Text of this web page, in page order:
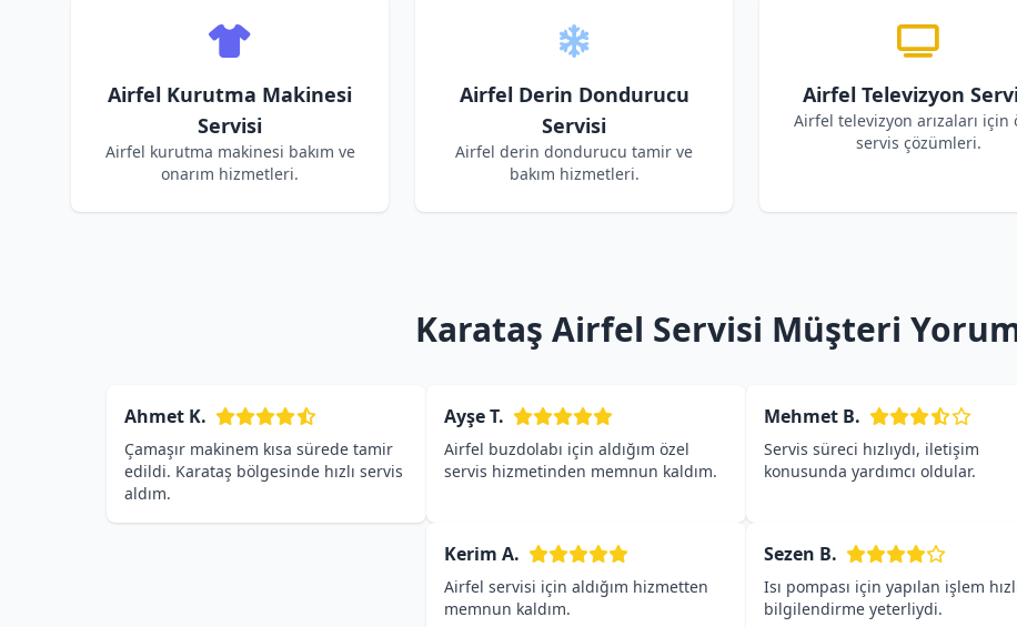
Airfel Kurutma Makinesi
Servisi
Airfel kurutma makinesi bakım ve
onarım hizmetleri.
Airfel Derin Dondurucu
Servisi
Airfel derin dondurucu tamir ve
bakım hizmetleri.
Airfel Televizyon
Airfel televizyon arızaları için
servis çözümleri.
Karataş Airfel Servisi Müşteri
Ahmet K.
Çamaşır makinem kısa sürede tamir
edildi. Karataş bölgesinde hızlı servis
aldım.
Ayşe T.
Airfel buzdolabı için aldığım özel
servis hizmetinden memnun kaldım.
Mehmet B.
Servis süreci hızlıydı, iletişim
konusunda yardımcı oldular.
Kerim A.
Airfel servisi için aldığım hizmetten
memnun kaldım.
Sezen B.
Isı pompası için yapılan işlem
bilgilendirme yeterliydi.